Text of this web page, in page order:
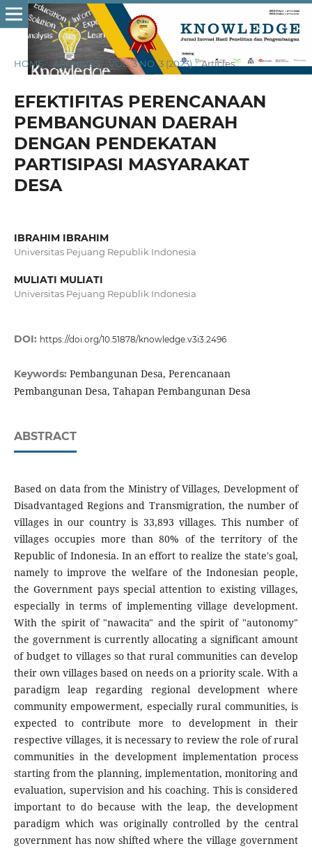
HOME ARCHIVES / VOL. 3 NO. 3 (2023) / Articles
EFEKTIFITAS PERENCANAAN
PEMBANGUNAN DAERAH
DENGAN PENDEKATAN
PARTISIPASI MASYARAKAT
DESA
IBRAHIM IBRAHIM
Universitas Pejuang Republik Indonesia
MULIATI MULIATI
Universitas Pejuang Republik Indonesia
DOI: https://doi.org/10.51878/knowledge.v3i3.2496
Keywords: Pembangunan Desa, Perencanaan
Pembangunan Desa, Tahapan Pembangunan Desa
ABSTRACT
Based on data from the Ministry of Villages, Development of
Disadvantaged Regions and Transmigration, the number of
villages in our country is 33,893 villages. This number of
villages occupies more than 80% of the territory of the
Republic of Indonesia. In an effort to realize the state's goal,
namely to improve the welfare of the Indonesian people,
the Government pays special attention to existing villages,
especially in terms of implementing village development.
With the spirit of "nawacita" and the spirit of "autonomy"
the government is currently allocating a significant amount
of budget to villages so that rural communities can develop
their own villages based on needs on a priority scale. With a
paradigm leap regarding regional development where
community empowerment, especially rural communities, is
expected to contribute more to development in their
respective villages, it is necessary to review the role of rural
communities in the development implementation process
starting from the planning, implementation, monitoring and
evaluation, supervision and his coaching. This is considered
important to do because with the leap, the development
paradigm which was originally controlled by the central
government has now shifted where the village government